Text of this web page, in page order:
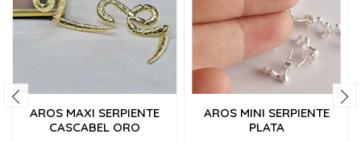
AROS MAXI SERPIENTE
CASCABEL ORO
AROS MINI SERPIENTE
PLATA